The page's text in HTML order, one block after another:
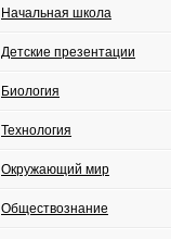
Начальная школа
Детские презентации
Биология
Технология
Окружающий мир
Обществознание